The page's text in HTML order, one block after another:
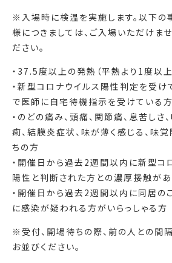
※入場時に検温を実施します。以下の
様につきましては、ご入場いただけま
ださい。
・37.5度以上の発熱（平熱より1度以
・新型コロナウイルス陽性判定を受け
で医師に自宅待機指示を受けている方
・のどの痛み、頭痛、関節痛、息苦しさ
痢、結膜炎症状、味が薄く感じる、味
ちの方
・開催日から過去2週間以内に新型コ
陽性と判断された方との濃厚接触が
・開催日から過去2週間以内に同居の
に感染が疑われる方がいらっしゃる方
※受付、開場待ちの際、前の人との間
お並びください。